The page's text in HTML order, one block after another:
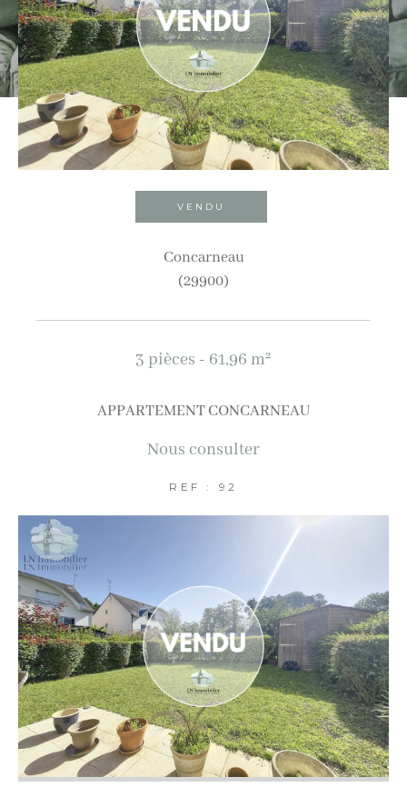
VENDU
Concarneau
(29900)
3 pièces - 61,96 m²
APPARTEMENT CONCARNEAU
Nous consulter
REF : 92
Ville
Budget
Budget
Surface
AFFINER LES CRITÈRES
Coups de coeur Exclusivités Nouveautés
RECHERCHER